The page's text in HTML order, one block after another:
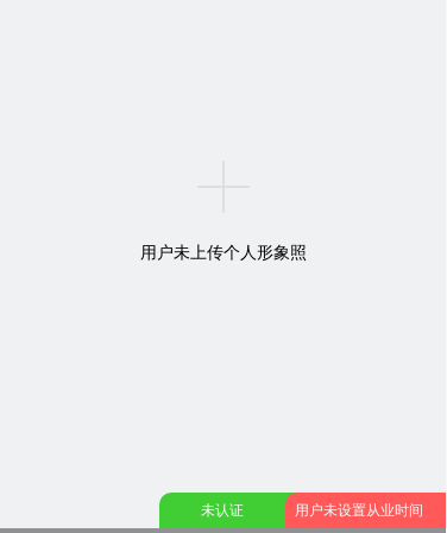
用户未上传个人形象照
未认证 用户未设置从业时间